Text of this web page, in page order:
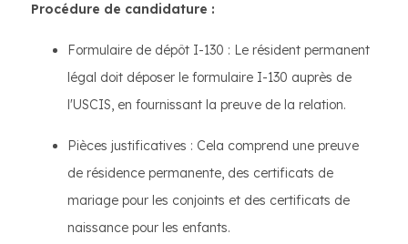
Procédure de candidature :
Formulaire de dépôt I-130 : Le résident permanent
légal doit déposer le formulaire I-130 auprès de
l'USCIS, en fournissant la preuve de la relation.
Pièces justificatives : Cela comprend une preuve
de résidence permanente, des certificats de
mariage pour les conjoints et des certificats de
naissance pour les enfants.